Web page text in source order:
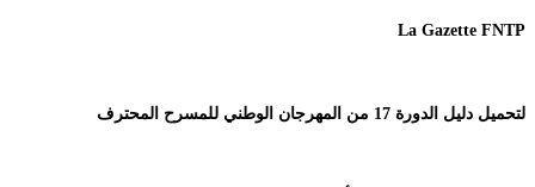
La Gazette FNTP
لتحميل دليل الدورة 17 من المهرجان الوطني للمسرح المحترف